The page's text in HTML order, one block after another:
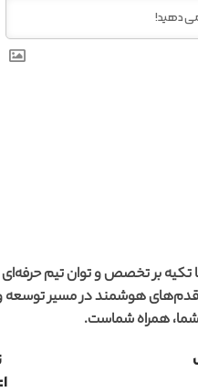
تکیه بر تخصص و توان تیم حرفه‌ای
هوشمند در مسیر توسعه
همراه شماست.